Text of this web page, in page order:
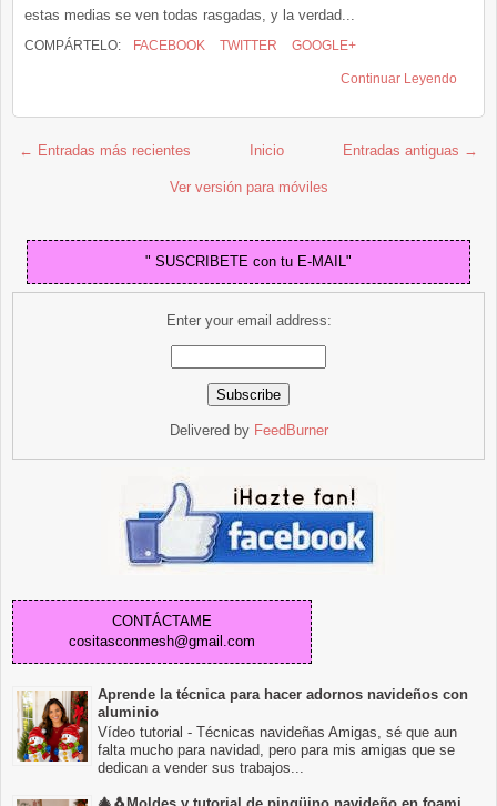
estas medias se ven todas rasgadas, y la verdad...
COMPÁRTELO: FACEBOOK TWITTER GOOGLE+
Continuar Leyendo
← Entradas más recientes Entradas antiguas →
Inicio
Ver versión para móviles
" SUSCRIBETE con tu E-MAIL"
Enter your email address:
Delivered by FeedBurner
CONTÁCTAME
cositasconmesh@gmail.com
Aprende la técnica para hacer adornos navideños con
aluminio
Vídeo tutorial - Técnicas navideñas Amigas, sé que aun
falta mucho para navidad, pero para mis amigas que se
dedican a vender sus trabajos...